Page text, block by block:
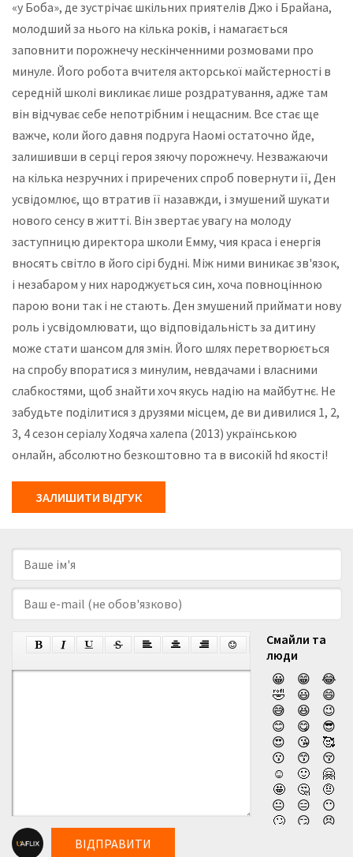
«у Боба», де зустрічає шкільних приятелів Джо і Брайана,
молодший за нього на кілька років, і намагається
заповнити порожнечу нескінченними розмовами про
минуле. Його робота вчителя акторської майстерності в
середній школі викликає лише роздратування, адже там
він відчуває себе непотрібним і нещасним. Все стає ще
важче, коли його давня подруга Наомі остаточно йде,
залишивши в серці героя зяючу порожнечу. Незважаючи
на кілька незручних і приречених спроб повернути її, Ден
усвідомлює, що втратив її назавжди, і змушений шукати
нового сенсу в житті. Він звертає увагу на молоду
заступницю директора школи Емму, чия краса і енергія
вносять світло в його сірі будні. Між ними виникає зв'язок,
і незабаром у них народжується син, хоча повноцінною
парою вони так і не стають. Ден змушений приймати нову
роль і усвідомлювати, що відповідальність за дитину
може стати шансом для змін. Його шлях перетворюється
на спробу впоратися з минулим, невдачами і власними
слабкостями, щоб знайти хоч якусь надію на майбутнє. Не
забудьте поділитися з друзями місцем, де ви дивилися 1, 2,
3, 4 сезон серіалу Ходяча халепа (2013) українською
онлайн, абсолютно безкоштовно та в високій hd якості!
ЗАЛИШИТИ ВІДГУК
Смайли та
люди
😀
😁
😂
🤣
😃
😄
😅
😆
😉
😊
😋
😎
😍
😘
🥰
😗
😙
😚
☺️
🙂
🤗
🤩
🤔
🤨
😐
😑
😶
🙄
😏
😣
ВІДПРАВИТИ